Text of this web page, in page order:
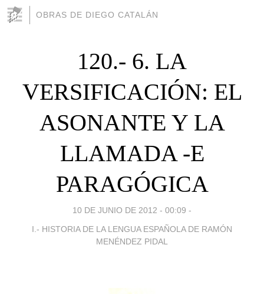
OBRAS DE DIEGO CATALÁN
120.- 6. LA
VERSIFICACIÓN: EL
ASONANTE Y LA
LLAMADA -E
PARAGÓGICA
10 DE JUNIO DE 2012 - 00:09 -
I.- HISTORIA DE LA LENGUA ESPAÑOLA DE RAMÓN
MENÉNDEZ PIDAL